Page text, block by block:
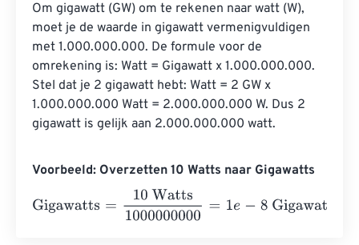
Om gigawatt (GW) om te rekenen naar watt (W),
moet je de waarde in gigawatt vermenigvuldigen
met 1.000.000.000. De formule voor de
omrekening is: Watt = Gigawatt x 1.000.000.000.
Stel dat je 2 gigawatt hebt: Watt = 2 GW x
1.000.000.000 Watt = 2.000.000.000 W. Dus 2
gigawatt is gelijk aan 2.000.000.000 watt.
Voorbeeld: Overzetten 10 Watts naar Gigawatts
Gigawatts = 10 Watts1000000000 = Gigawatts